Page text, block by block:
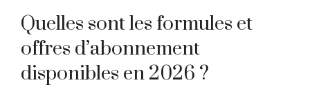
Quelles sont les formules et
offres d’abonnement
disponibles en 2026 ?